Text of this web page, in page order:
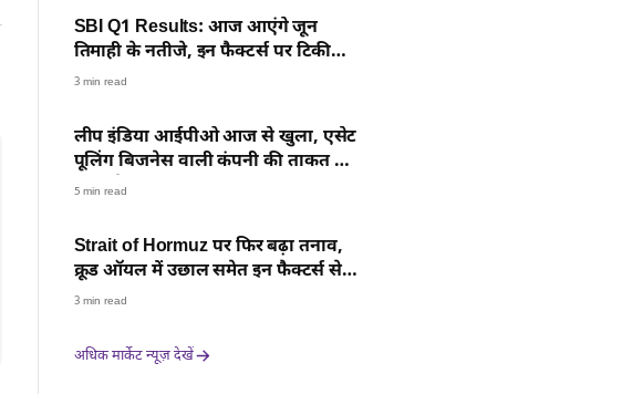
SBI Q1 Results: आज आएंगे जून
तिमाही के नतीजे, इन फैक्टर्स पर टिकी
बाजार की नजर
3 min read
लीप इंडिया आईपीओ आज से खुला, एसेट
पूलिंग बिजनेस वाली कंपनी की ताकत और
रिस्क फैक्टर्स
5 min read
Strait of Hormuz पर फिर बढ़ा तनाव,
क्रूड ऑयल में उछाल समेत इन फैक्टर्स से
लुढ़का बाजार
3 min read
अधिक मार्केट न्यूज़ देखें